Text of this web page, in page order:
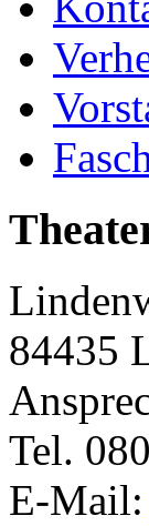
84435
Tel.
E-Mail: